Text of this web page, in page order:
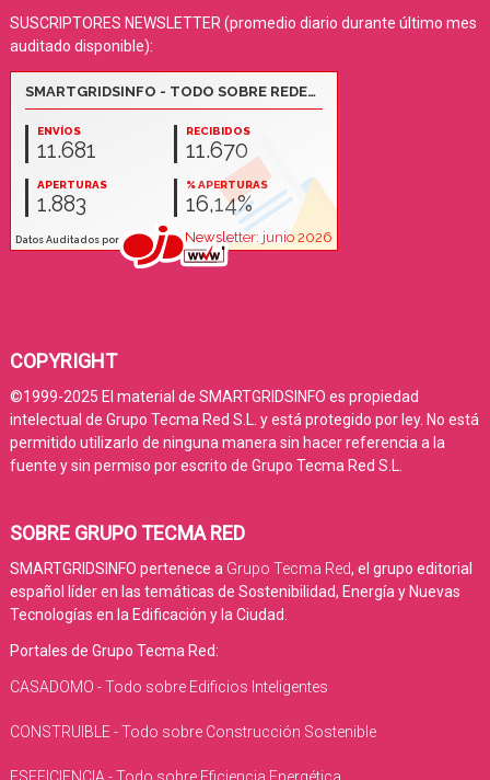
SUSCRIPTORES NEWSLETTER (promedio diario durante último mes
auditado disponible):
COPYRIGHT
©1999-2025 El material de SMARTGRIDSINFO es propiedad
intelectual de Grupo Tecma Red S.L. y está protegido por ley. No está
permitido utilizarlo de ninguna manera sin hacer referencia a la
fuente y sin permiso por escrito de Grupo Tecma Red S.L.
SOBRE GRUPO TECMA RED
SMARTGRIDSINFO pertenece a Grupo Tecma Red, el grupo editorial
español líder en las temáticas de Sostenibilidad, Energía y Nuevas
Tecnologías en la Edificación y la Ciudad.
Portales de Grupo Tecma Red:
CASADOMO - Todo sobre Edificios Inteligentes
CONSTRUIBLE - Todo sobre Construcción Sostenible